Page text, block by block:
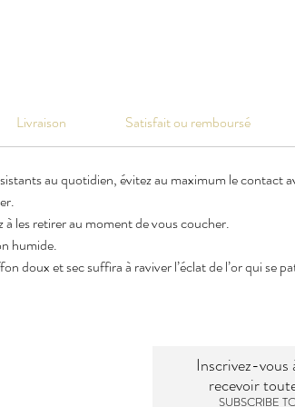
Livraison Satisfait ou remboursé
au quotidien, évitez au maximum le contact
les retirer au moment de vous coucher.
humide.
doux et sec suffira à raviver l’éclat de l’or qui se
Inscrivez-
recevoir
SUBSCRIBE